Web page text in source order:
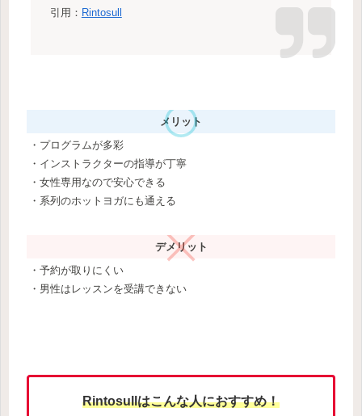
引用： Rintosull
メリット
・プログラムが多彩
・インストラクターの指導が丁寧
・女性専用なので安心できる
・系列のホットヨガにも通える
デメリット
・予約が取りにくい
・男性はレッスンを受講できない
Rintosullはこんな人におすすめ！